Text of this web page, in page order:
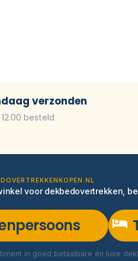
verzonden
besteld
voor dekbedovertrekken,
in goed betaalbare én luxe